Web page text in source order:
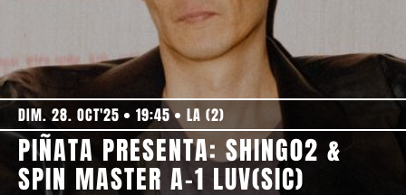
DIM. 28. OCT'25 19:45 LA (2)
PIÑATA PRESENTA: SHING02 &
SPIN MASTER A-1 LUV(SIC)